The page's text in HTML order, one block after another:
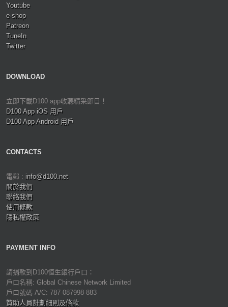
Youtube
e-shop
Patreon
TuneIn
Twitter
DOWNLOAD
立即下載D100 app收聽精采節目！
D100 App iOS 用戶
D100 App Android 用戶
CONTACTS
電郵 : info@d100.net
關於我們
聯絡我們
使用條款
隱私權政策
PAYMENT INFO
請捐款到D100恒生銀行戶口：
戶口名稱: Global Chinese Network Limited
戶口號碼 A/C: 787-087998-883
贊助人員計劃細則及條款